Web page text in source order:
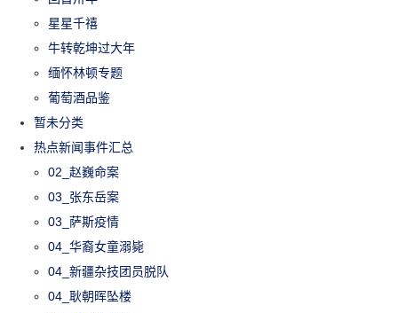
星星千禧
牛转乾坤过大年
缅怀林顿专题
葡萄酒品鉴
暂未分类
热点新闻事件汇总
02_赵巍命案
03_张东岳案
03_萨斯疫情
04_华裔女童溺毙
04_新疆杂技团员脱队
04_耿朝晖坠楼